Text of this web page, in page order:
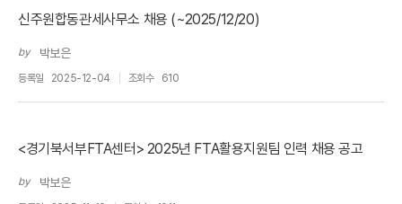
신주원합동관세사무소 채용 (~2025/12/20)
by 박보은
등록일 2025-12-04 조회수 610
<경기북서부FTA센터> 2025년 FTA활용지원팀 인력 채용 공고
by 박보은